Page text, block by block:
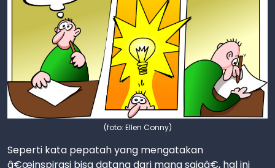
(foto: Ellen Conny)
Seperti kata pepatah yang mengatakan
â€œinspirasi bisa datang dari mana sajaâ€, hal ini